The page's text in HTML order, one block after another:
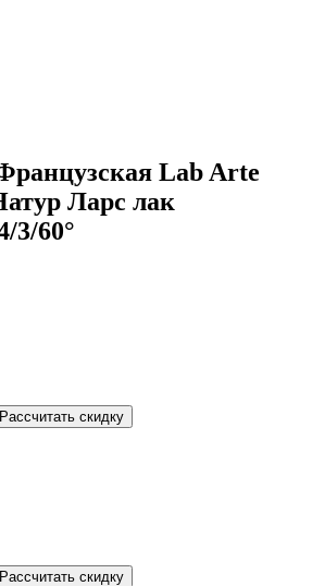
Lab Arte
Ларс лак
3/60°
Рассчитать скидку
Рассчитать скидку